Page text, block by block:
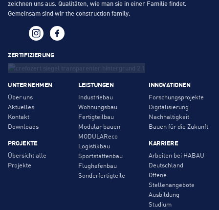
zeichnen uns aus. Qualitäten, wie man sie in einer Familie findet.
Gemeinsam sind wir the construction family.
ZERTIFIZIERUNG
UNTERNEHMEN
Über uns
Aktuelles
Kontakt
Downloads
PROJEKTE
Übersicht alle
Projekte
LEISTUNGEN
Industriebau
Wohnungsbau
Fertigteilbau
Modular bauen
MODULAReco
Logistikbau
Sportstättenbau
Flughafenbau
Sonderfertigteile
INNOVATIONEN
Forschungsprojekte
Digitalisierung
Nachhaltigkeit
Bauen für die Zukunft
KARRIERE
Arbeiten bei HABAU
Deutschland
Offene
Stellenangebote
Ausbildung
Studium